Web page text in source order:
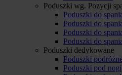
Poduszki wg. Pozycji
Poduszki do
Poduszki do
Poduszki do
Poduszki do
Poduszki dedykowane
Poduszki
Poduszki pod nogi